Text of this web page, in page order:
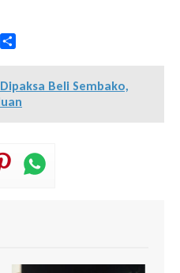
WeChat
Beli Sembako,